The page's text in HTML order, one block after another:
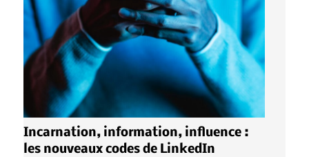
Incarnation, information, influence :
les nouveaux codes de LinkedIn